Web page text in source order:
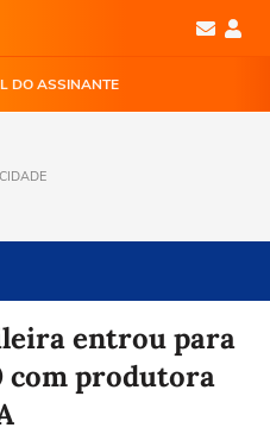
DO ASSINANTE
entrou para
com produtora